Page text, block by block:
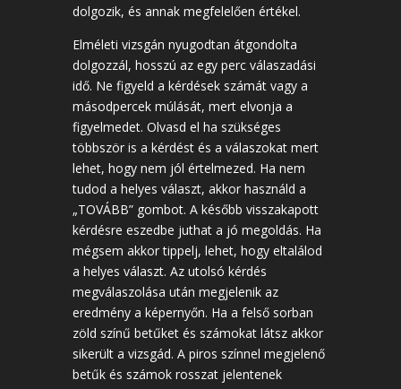
dolgozik, és annak megfelelően értékel.
Elméleti vizsgán nyugodtan átgondolta
dolgozzál, hosszú az egy perc válaszadási
idő. Ne figyeld a kérdések számát vagy a
másodpercek múlását, mert elvonja a
figyelmedet. Olvasd el ha szükséges
többször is a kérdést és a válaszokat mert
lehet, hogy nem jól értelmezed. Ha nem
tudod a helyes választ, akkor használd a
„TOVÁBB” gombot. A később visszakapott
kérdésre eszedbe juthat a jó megoldás. Ha
mégsem akkor tippelj, lehet, hogy eltalálod
a helyes választ. Az utolsó kérdés
megválaszolása után megjelenik az
eredmény a képernyőn. Ha a felső sorban
zöld színű betűket és számokat látsz akkor
sikerült a vizsgád. A piros színnel megjelenő
betűk és számok rosszat jelentenek